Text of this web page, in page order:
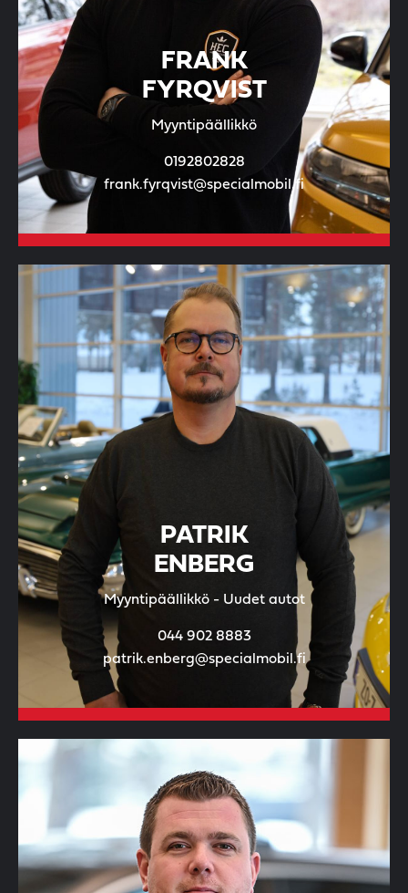
FRANK
FYRQVIST
Myyntipäällikkö
0192802828
frank.fyrqvist@specialmobil.fi
PATRIK
ENBERG
Myyntipäällikkö - Uudet autot
044 902 8883
patrik.enberg@specialmobil.fi